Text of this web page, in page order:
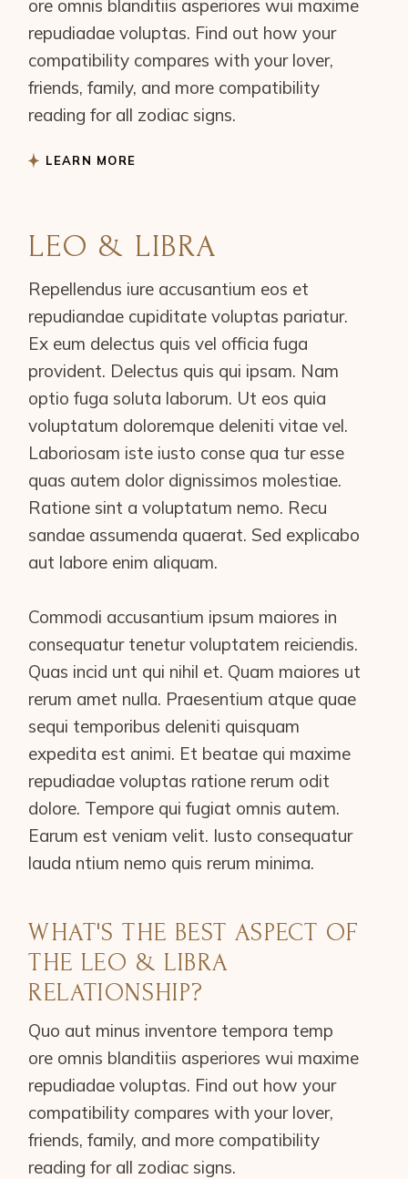
ore omnis blanditiis asperiores wui maxime
repudiadae voluptas. Find out how your
compatibility compares with your lover,
friends, family, and more compatibility
reading for all zodiac signs.
LEARN MORE
LEO & LIBRA
Repellendus iure accusantium eos et
repudiandae cupiditate voluptas pariatur.
Ex eum delectus quis vel officia fuga
provident. Delectus quis qui ipsam. Nam
optio fuga soluta laborum. Ut eos quia
voluptatum doloremque deleniti vitae vel.
Laboriosam iste iusto conse qua tur esse
quas autem dolor dignissimos molestiae.
Ratione sint a voluptatum nemo. Recu
sandae assumenda quaerat. Sed explicabo
aut labore enim aliquam.
Commodi accusantium ipsum maiores in
consequatur tenetur voluptatem reiciendis.
Quas incid unt qui nihil et. Quam maiores ut
rerum amet nulla. Praesentium atque quae
sequi temporibus deleniti quisquam
expedita est animi. Et beatae qui maxime
repudiadae voluptas ratione rerum odit
dolore. Tempore qui fugiat omnis autem.
Earum est veniam velit. Iusto consequatur
lauda ntium nemo quis rerum minima.
WHAT'S THE BEST ASPECT OF
THE LEO & LIBRA
RELATIONSHIP?
Quo aut minus inventore tempora temp
ore omnis blanditiis asperiores wui maxime
repudiadae voluptas. Find out how your
compatibility compares with your lover,
friends, family, and more compatibility
reading for all zodiac signs.